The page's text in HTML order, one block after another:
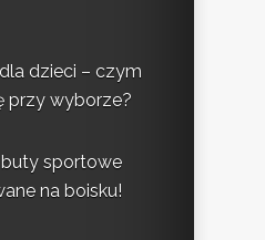
dzieci – czym
przy wyborze?
sportowe
na boisku!